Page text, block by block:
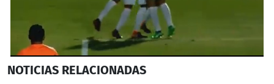
seconds
NOTICIAS RELACIONADAS